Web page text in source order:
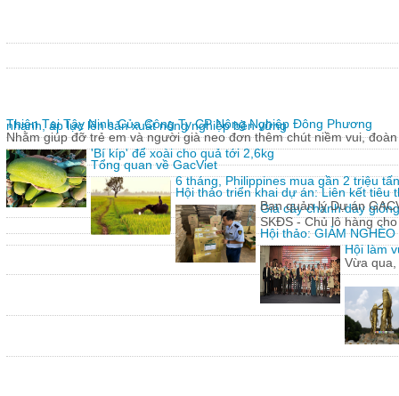
nhanh, áp lực lên sản xuất nông nghiệp bền vững
'Bí kíp' để xoài cho quả tới 2,6kg
6 tháng, Philippines mua gần 2 triệu
Giả cây chanh dây
SKĐS - Chủ lô hàng
Hội làm
Vừa qua,
Thiện Tại Tây Ninh Của Công Ty CP Nông Nghiệp Đông Phương
Nhằm giúp đỡ trẻ em và người già neo đơn thêm chút niềm vui,
Tổng quan về GacViet
Hội thảo triển khai dự án: Liên kết tiêu
Ban quản lý Dự án
Hội thảo: GIẢM